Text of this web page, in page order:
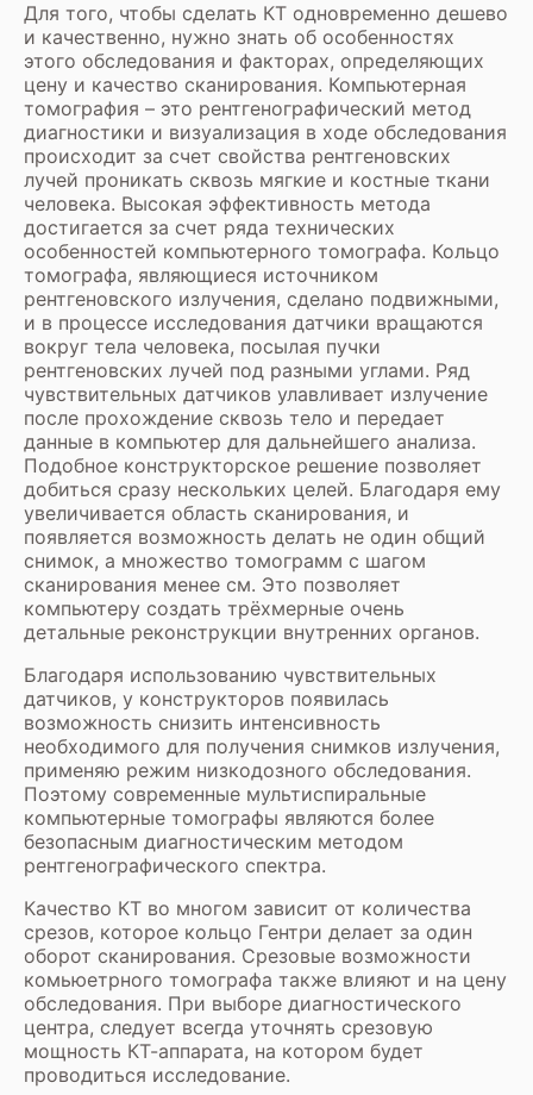
Для того, чтобы сделать КТ одновременно дешево
и качественно, нужно знать об особенностях
этого обследования и факторах, определяющих
цену и качество сканирования. Компьютерная
томография – это рентгенографический метод
диагностики и визуализация в ходе обследования
происходит за счет свойства рентгеновских
лучей проникать сквозь мягкие и костные ткани
человека. Высокая эффективность метода
достигается за счет ряда технических
особенностей компьютерного томографа. Кольцо
томографа, являющиеся источником
рентгеновского излучения, сделано подвижными,
и в процессе исследования датчики вращаются
вокруг тела человека, посылая пучки
рентгеновских лучей под разными углами. Ряд
чувствительных датчиков улавливает излучение
после прохождение сквозь тело и передает
данные в компьютер для дальнейшего анализа.
Подобное конструкторское решение позволяет
добиться сразу нескольких целей. Благодаря ему
увеличивается область сканирования, и
появляется возможность делать не один общий
снимок, а множество томограмм с шагом
сканирования менее см. Это позволяет
компьютеру создать трёхмерные очень
детальные реконструкции внутренних органов.
Благодаря использованию чувствительных
датчиков, у конструкторов появилась
возможность снизить интенсивность
необходимого для получения снимков излучения,
применяю режим низкодозного обследования.
Поэтому современные мультиспиральные
компьютерные томографы являются более
безопасным диагностическим методом
рентгенографического спектра.
Качество КТ во многом зависит от количества
срезов, которое кольцо Гентри делает за один
оборот сканирования. Срезовые возможности
комьюетрного томографа также влияют и на цену
обследования. При выборе диагностического
центра, следует всегда уточнять срезовую
мощность КТ-аппарата, на котором будет
проводиться исследование.